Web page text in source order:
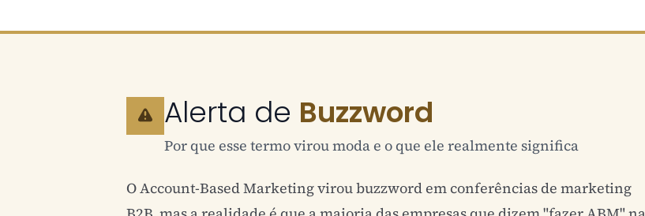
Alerta de Buzzword
Por que esse termo virou moda e o que ele realmente significa
O Account-Based Marketing virou buzzword em conferências de marketing